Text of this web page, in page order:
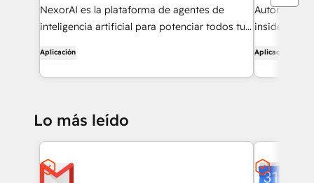
NexorAI es la plataforma de agentes de
inteligencia artificial para potenciar todos tus
Aplicación
Automate
inside
Aplicación
Lo más leído